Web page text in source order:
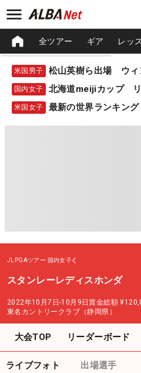
全ツアー ギア レッ
米国男子
国内女子 北海道meijiカップ
米国女子 最新の世界ランキング
JLPGAツアー 国内女子
スタンレーレディスホンダ
2022年10月7日-10月9日賞金総額
東名カントリークラブ（静岡県）
大会TOP リーダーボード
ライブフォト 出場選手